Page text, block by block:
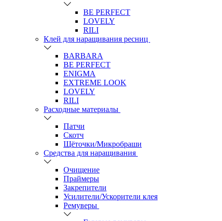
BE PERFECT
LOVELY
RILI
Клей для наращивания ресниц
BARBARA
BE PERFECT
ENIGMA
EXTREME LOOK
LOVELY
RILI
Расходные материалы
Патчи
Скотч
Щёточки/Микробраши
Средства для наращивания
Очищение
Праймеры
Закрепители
Усилители/Ускорители клея
Ремуверы